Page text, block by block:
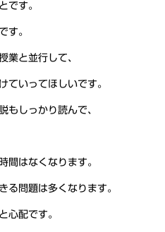
です。
す。
業と並行して、
ていってほしいです。
もしっかり読んで、
間はなくなります。
る問題は多くなります。
心配です。